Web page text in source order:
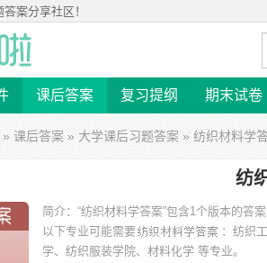
答案分享社区！
课后答案 复习提纲 期末试卷
» 课后答案 » 大学课后习题答案 » 纺织材料学
纺
简介： “纺织材料学答案”包含1个版本的答
以下专业可能需要
：纺织
学、纺织服装学院、材料化学 等专业。